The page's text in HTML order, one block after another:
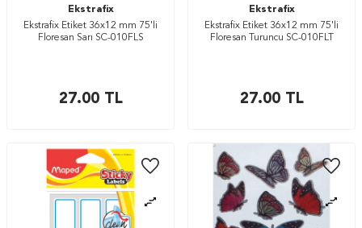
Ekstrafix
Ekstrafix Etiket 36x12 mm 75'li
Floresan Sarı SC-010FLS
27.00TL
Ekstrafix
Ekstrafix Etiket 36x12 mm 75'li
Floresan Turuncu SC-010FLT
27.00TL